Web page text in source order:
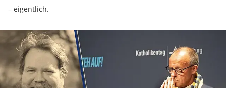
– eigentlich.